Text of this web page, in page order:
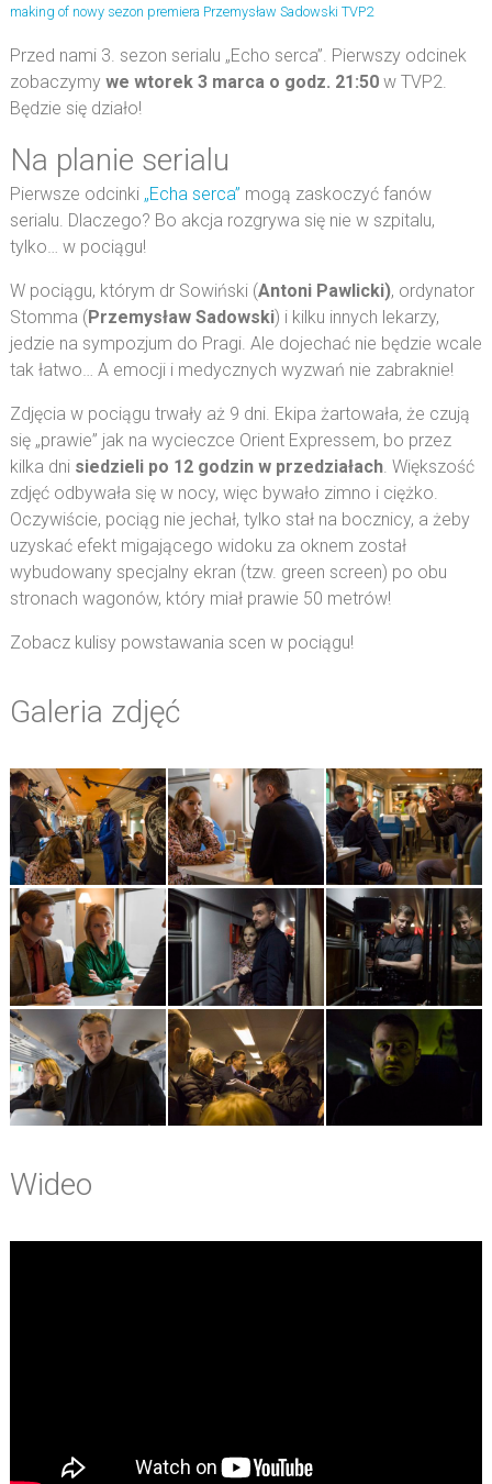
making of nowy sezon premiera Przemysław Sadowski TVP2
Przed nami 3. sezon serialu „Echo serca”. Pierwszy odcinek
zobaczymy we wtorek 3 marca o godz. 21:50w TVP2.
Będzie się działo!
Na planie serialu
Pierwsze odcinki „Echa serca” mogą zaskoczyć fanów
serialu. Dlaczego? Bo akcja rozgrywa się nie w szpitalu,
tylko… w pociągu!
W pociągu, którym dr Sowiński (Antoni Pawlicki), ordynator
Stomma (Przemysław Sadowski) i kilku innych lekarzy,
jedzie na sympozjum do Pragi. Ale dojechać nie będzie wcale
tak łatwo… A emocji i medycznych wyzwań nie zabraknie!
Zdjęcia w pociągu trwały aż 9 dni. Ekipa żartowała, że czują
się „prawie” jak na wycieczce Orient Expressem, bo przez
kilka dnisiedzieli po 12 godzin w przedziałach. Większość
zdjęć odbywała się w nocy, więc bywało zimno i ciężko.
Oczywiście, pociąg nie jechał, tylko stał na bocznicy, a żeby
uzyskać efekt migającego widoku za oknem został
wybudowany specjalny ekran (tzw. green screen) po obu
stronach wagonów, który miał prawie 50 metrów!
Zobacz kulisy powstawania scen w pociągu!
Galeria zdjęć
Wideo